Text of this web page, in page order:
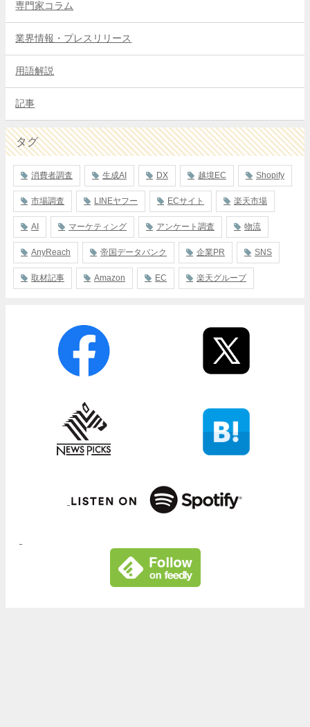
専門家コラム
業界情報・プレスリリース
用語解説
記事
タグ
消費者調査 生成AI DX 越境EC Shopify
市場調査 LINEヤフー ECサイト 楽天市場
AI マーケティング アンケート調査 物流
AnyReach 帝国データバンク 企業PR SNS
取材記事 Amazon EC 楽天グループ